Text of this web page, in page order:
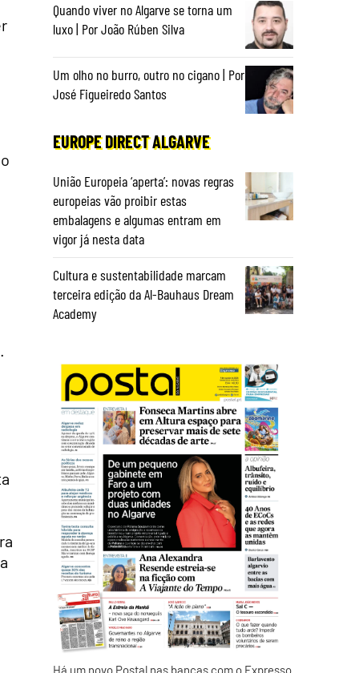
Quando viver no Algarve se torna um
luxo | Por João Rúben Silva
Um olho no burro, outro no cigano | Por
José Figueiredo Santos
EUROPE DIRECT ALGARVE
União Europeia ‘aperta’: novas regras
europeias vão proibir estas
embalagens e algumas entram em
vigor já nesta data
Cultura e sustentabilidade marcam
terceira edição da Al-Bauhaus Dream
Academy